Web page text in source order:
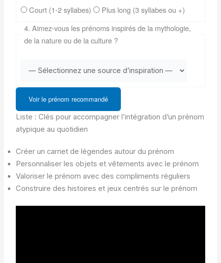
Court (1-2 syllabes)
Plus long (3 syllabes ou +)
4. Aimez-vous les prénoms inspirés de la mythologie,
de la nature ou de la culture ?
Voir le prénom recommandé
Liste : Clés pour accompagner l’intégration d’un prénom
atypique au quotidien
Créer un carnet de légendes autour du prénom
Personnaliser les objets et vêtements avec le prénom
Valoriser le prénom avec des compliments réguliers
Construire des histoires et jeux centrés sur le prénom